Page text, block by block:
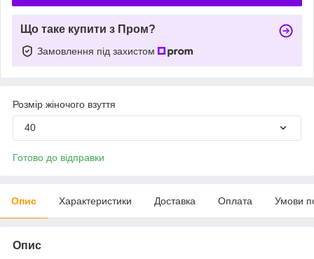
Що таке купити з Пром?
Замовлення під захистом
Розмір жіночого взуття
40
Готово до відправки
Опис Характеристики Доставка Оплата Умови
Опис